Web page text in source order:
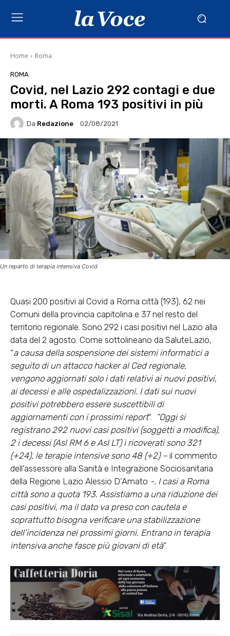
Home Roma
ROMA
Covid, nel Lazio 292 contagi e due
morti. A Roma 193 positivi in più
Da Redazione 02/08/2021
Un reparto di terapia intensiva Covid
Quasi 200 positivi al Covid a Roma città (193), 62 nei
Comuni della provincia capitolina e 37 nel resto del
territorio regionale. Sono 292 i casi positivi nel Lazio alla
data del 2 agosto. Come sottolineano da SaluteLazio,
“a causa della sospensione dei sistemi informatici a
seguito di un attacco hacker al Ced regionale,
vengono aggiornati solo i dati relativi ai nuovi positivi,
ai decessi e alle ospedalizzazioni. I dati sui nuovi
positivi potrebbero essere suscettibili di
aggiornamenti con i prossimi report“.
“Oggi si
registrano 292 nuovi casi positivi (soggetti a modifica),
2 i decessi (Asl RM 6 e Asl LT) i ricoverati sono 321
(+24), le terapie intensive sono 48 (+2) – il commento
dell’assessore alla Sanità e Integrazione Sociosanitaria
della Regione Lazio Alessio D’Amato -. I casi a Roma
città sono a quota 193. Assistiamo a una riduzione dei
casi positivi, ma il dato va preso con cautela e
soprattutto bisogna verificare una stabilizzazione
dell’incidenza nei prossimi giorni. Entrano in terapia
intensiva anche fasce più giovani di età“.